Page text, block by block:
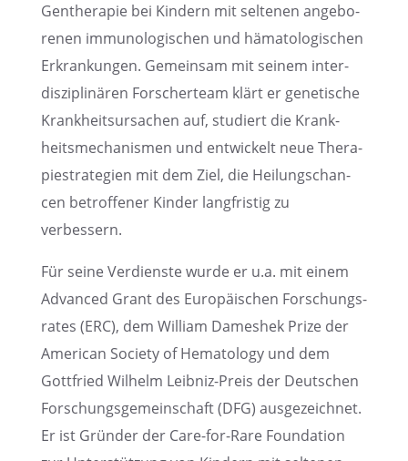
Genthe­ra­pie bei Kindern mit selte­nen angebo­
re­nen immuno­lo­gi­schen und hämato­lo­gi­schen
Erkran­kun­gen. Gemein­sam mit seinem inter­
dis­zi­pli­nä­ren Forscher­team klärt er geneti­sche
Krank­heits­ur­sa­chen auf, studiert die Krank­
heits­me­cha­nis­men und entwi­ckelt neue Thera­
pie­stra­te­gien mit dem Ziel, die Heilungs­chan­
cen betrof­fe­ner Kinder langfris­tig zu
verbessern.
Für seine Verdienste wurde er u.a. mit einem
Advan­ced Grant des Europäi­schen Forschungs­
ra­tes (ERC), dem William Dames­hek Prize der
Ameri­can Society of Hemato­logy und dem
Gottfried Wilhelm Leibniz-Preis der Deutschen
Forschungs­ge­mein­schaft (DFG) ausge­zeich­net.
Er ist Gründer der Care-for-Rare Founda­tion